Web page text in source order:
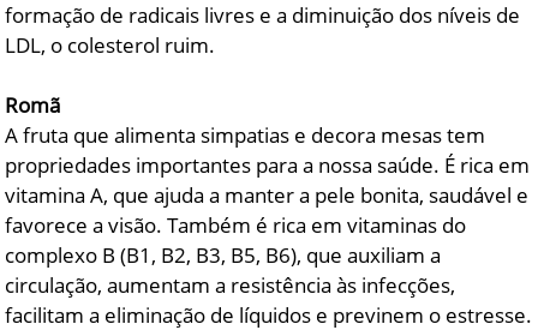
formação de radicais livres e a diminuição dos níveis de
LDL, o colesterol ruim.
Romã
A fruta que alimenta simpatias e decora mesas tem
propriedades importantes para a nossa saúde. É rica em
vitamina A, que ajuda a manter a pele bonita, saudável e
favorece a visão. Também é rica em vitaminas do
complexo B (B1, B2, B3, B5, B6), que auxiliam a
circulação, aumentam a resistência às infecções,
facilitam a eliminação de líquidos e previnem o estresse.